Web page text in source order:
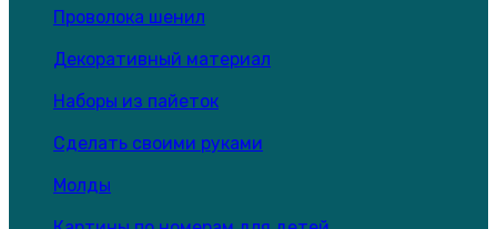
Проволока шенил
Декоративный материал
Наборы из пайеток
Сделать своими руками
Молды